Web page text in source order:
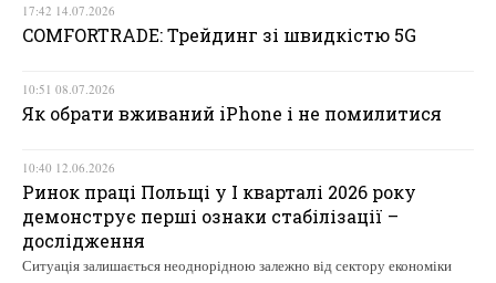
17:42 14.07.2026
COMFORTRADE: Трейдинг зі швидкістю 5G
10:51 08.07.2026
Як обрати вживаний iPhone і не помилитися
10:40 12.06.2026
Ринок праці Польщі у І кварталі 2026 року
демонструє перші ознаки стабілізації –
дослідження
Ситуація залишається неоднорідною залежно від сектору економіки